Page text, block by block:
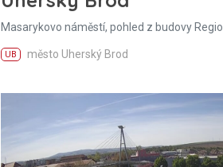
Masarykovo náměstí, pohled z budovy Regio
UB město Uherský Brod